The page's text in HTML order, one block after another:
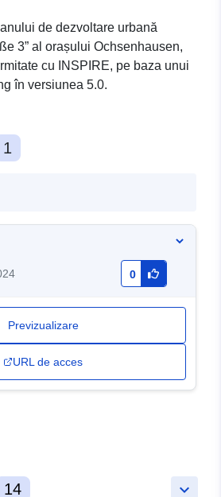
de dezvoltare urbană
3” al orașului Ochsenhausen,
cu INSPIRE, pe baza unui
în versiunea 5.0.
1
0
Previzualizare
URL de acces
keyboard_arrow_down
14